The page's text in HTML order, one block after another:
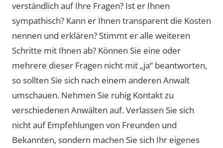
verständlich auf Ihre Fragen? Ist er Ihnen
sympathisch? Kann er Ihnen transparent die Kosten
nennen und erklären? Stimmt er alle weiteren
Schritte mit Ihnen ab? Können Sie eine oder
mehrere dieser Fragen nicht mit „ja“ beantworten,
so sollten Sie sich nach einem anderen Anwalt
umschauen. Nehmen Sie ruhig Kontakt zu
verschiedenen Anwälten auf. Verlassen Sie sich
nicht auf Empfehlungen von Freunden und
Bekannten, sondern machen Sie sich Ihr eigenes